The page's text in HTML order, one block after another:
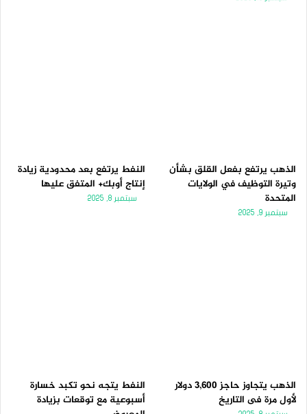
الذهب يرتفع بفعل القلق بشأن
وتيرة التوظيف في الولايات
المتحدة
سبتمبر 9, 2025
النفط يرتفع بعد محدودية زيادة
إنتاج أوبك+ المتفق عليها
سبتمبر 8, 2025
الذهب يتجاوز حاجز 3,600 دولار
لأول مرة فى التاريخ
النفط يتجه نحو تكبد خسارة
أسبوعية مع توقعات بزيادة